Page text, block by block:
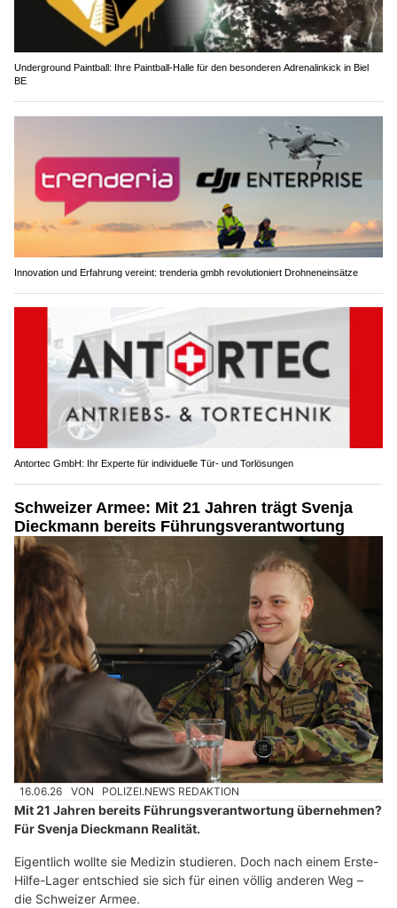
Underground Paintball: Ihre Paintball-Halle für den besonderen Adrenalinkick in Biel
BE
Innovation und Erfahrung vereint: trenderia gmbh revolutioniert Drohneneinsätze
Antortec GmbH: Ihr Experte für individuelle Tür- und Torlösungen
Schweizer Armee: Mit 21 Jahren trägt Svenja
Dieckmann bereits Führungsverantwortung
16.06.26 VON POLIZEI.NEWS REDAKTION
Mit 21 Jahren bereits Führungsverantwortung übernehmen?
Für Svenja Dieckmann Realität.
Eigentlich wollte sie Medizin studieren. Doch nach einem Erste-
Hilfe-Lager entschied sie sich für einen völlig anderen Weg –
die Schweizer Armee.